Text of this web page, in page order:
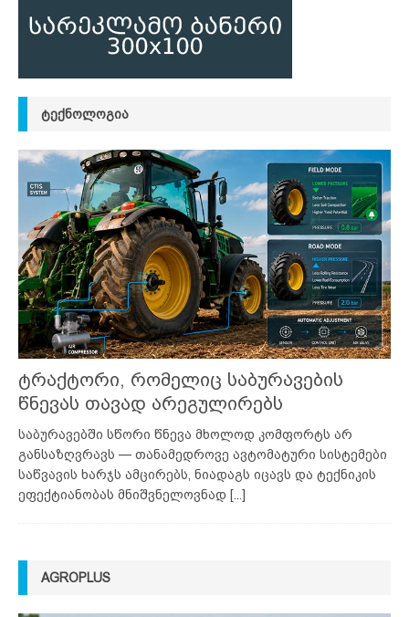
ᲢᲔᲥᲜᲝᲚᲝᲒᲘᲐ
ტრაქტორი, რომელიც საბურავების
წნევას თავად არეგულირებს
საბურავებში სწორი წნევა მხოლოდ კომფორტს არ
განსაზღვრავს — თანამედროვე ავტომატური სისტემები
საწვავის ხარჯს ამცირებს, ნიადაგს იცავს და ტექნიკის
ეფექტიანობას მნიშვნელოვნად [...]
AGROPLUS